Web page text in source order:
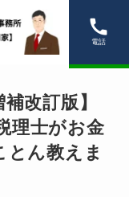
電話
改訂版】
理士がお金
とん教えま